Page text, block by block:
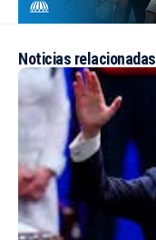
Noticias relacionadas